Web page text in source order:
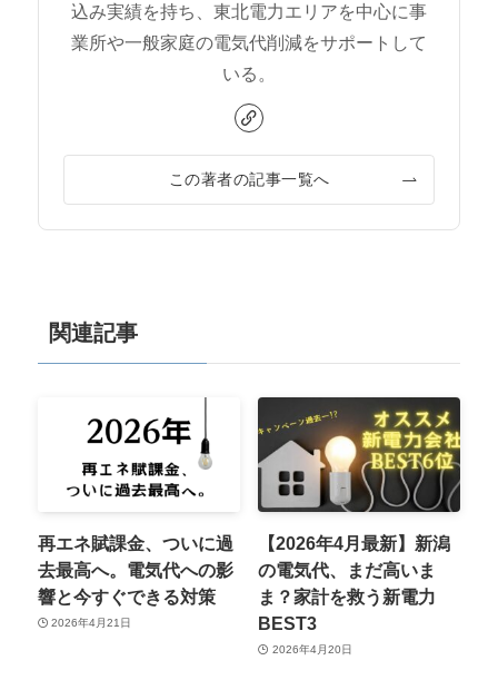
込み実績を持ち、東北電力エリアを中心に事
業所や一般家庭の電気代削減をサポートして
いる。
この著者の記事一覧へ
関連記事
再エネ賦課金、ついに過
去最高へ。電気代への影
響と今すぐできる対策
2026年4月21日
【2026年4月最新】新潟
の電気代、まだ高いま
ま？家計を救う新電力
BEST3
2026年4月20日